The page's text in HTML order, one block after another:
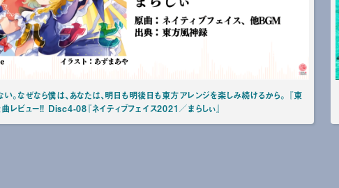
。なぜなら僕は、あなたは、明日も明後日も東方アレンジを楽しみ続けるから。 『東
レビュー!! Disc4-08『ネイティブフェイス2021／まらしぃ』